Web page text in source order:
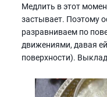
Медлить в этот
застывает. Поэтому
разравниваем по
движениями, давая
поверхности).